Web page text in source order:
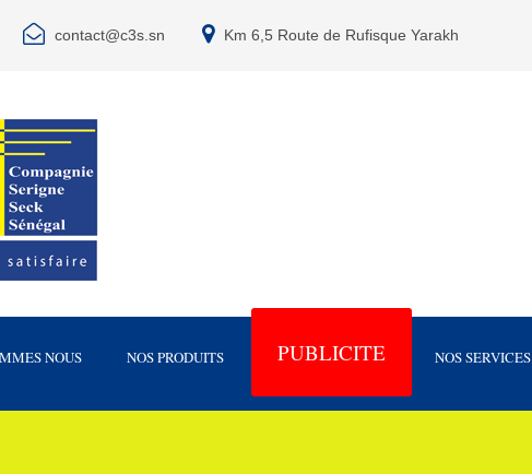
contact@c3s.sn Km 6,5 Route de Rufisque Yarakh
NOUS NOS PRODUITS PUBLICITE NOS SERVICES